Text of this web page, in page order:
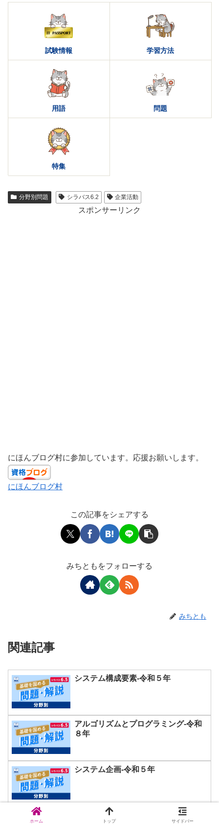
試験情報 学習方法
用語 問題
特集
分野別問題 シラバス6.2 企業活動
スポンサーリンク
にほんブログ村に参加しています。応援お願いします。
にほんブログ村
この記事をシェアする
みちともをフォローする
みちとも
関連記事
システム構成要素-令和５年
アルゴリズムとプログラミング-令和
８年
システム企画-令和５年
プロジェクトマネジメントｰ令和４年
ホーム トップ サイドバー